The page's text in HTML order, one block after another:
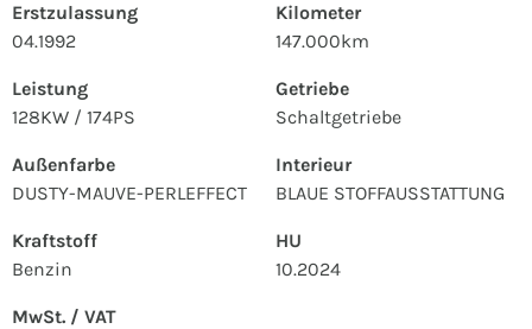
Erstzulassung
04.1992
Kilometer
147.000km
Leistung
128KW / 174PS
Getriebe
Schaltgetriebe
Außenfarbe
DUSTY-MAUVE-PERLEFFECT
Interieur
BLAUE STOFFAUSSTATTUNG
Kraftstoff
Benzin
HU
10.2024
MwSt. / VAT